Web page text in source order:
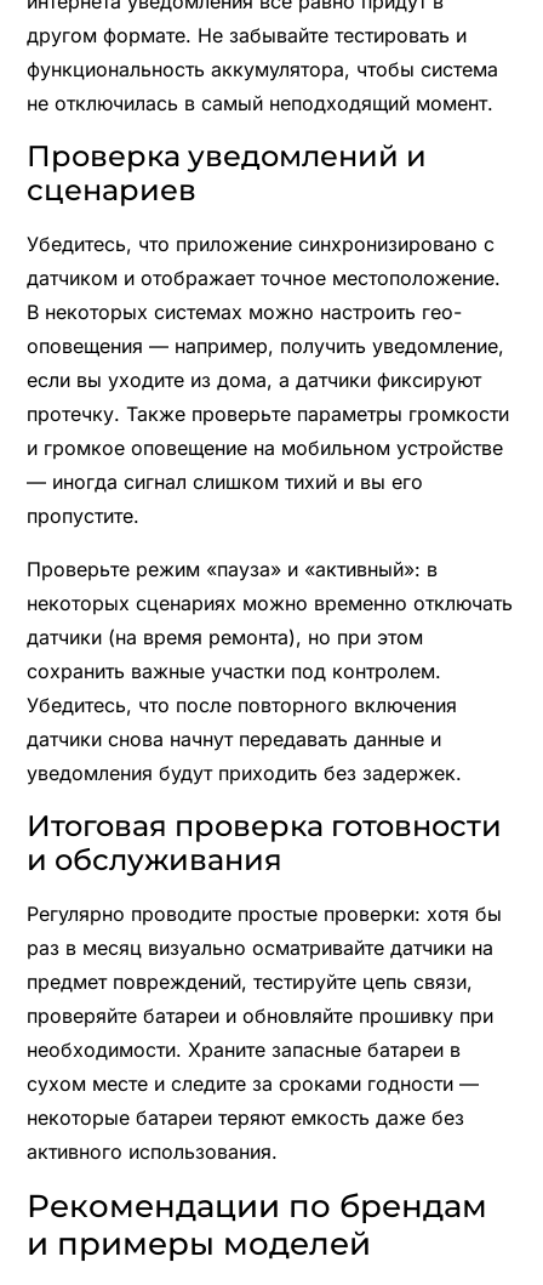
другом формате. Не забывайте тестировать и
функциональность аккумулятора, чтобы система
не отключилась в самый неподходящий момент.
Проверка уведомлений и
сценариев
Убедитесь, что приложение синхронизировано с
датчиком и отображает точное местоположение.
В некоторых системах можно настроить гео-
оповещения — например, получить уведомление,
если вы уходите из дома, а датчики фиксируют
протечку. Также проверьте параметры громкости
и громкое оповещение на мобильном устройстве
— иногда сигнал слишком тихий и вы его
пропустите.
Проверьте режим «пауза» и «активный»: в
некоторых сценариях можно временно отключать
датчики (на время ремонта), но при этом
сохранить важные участки под контролем.
Убедитесь, что после повторного включения
датчики снова начнут передавать данные и
уведомления будут приходить без задержек.
Итоговая проверка готовности
и обслуживания
Регулярно проводите простые проверки: хотя бы
раз в месяц визуально осматривайте датчики на
предмет повреждений, тестируйте цепь связи,
проверяйте батареи и обновляйте прошивку при
необходимости. Храните запасные батареи в
сухом месте и следите за сроками годности —
некоторые батареи теряют емкость даже без
активного использования.
Рекомендации по брендам
и примеры моделей